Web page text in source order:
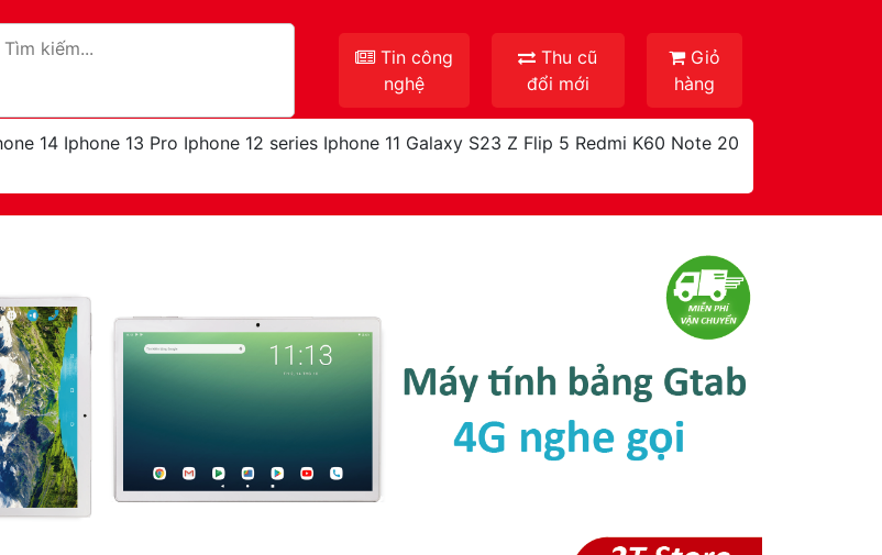
Tin công
nghệ
Thu cũ
đổi mới
Giỏ
hàng
14 Iphone 13 Pro Iphone 12 series Iphone 11 Galaxy S23 Z Flip 5 Redmi K60 Note 20